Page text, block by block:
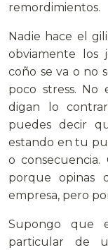
remordimientos.
Nadie hace el
obviamente los
coño se va o no
poco stress. No
digan lo
puedes decir
estando en tu
o consecuencia.
porque opinas
empresa, pero
Supongo que
particular de